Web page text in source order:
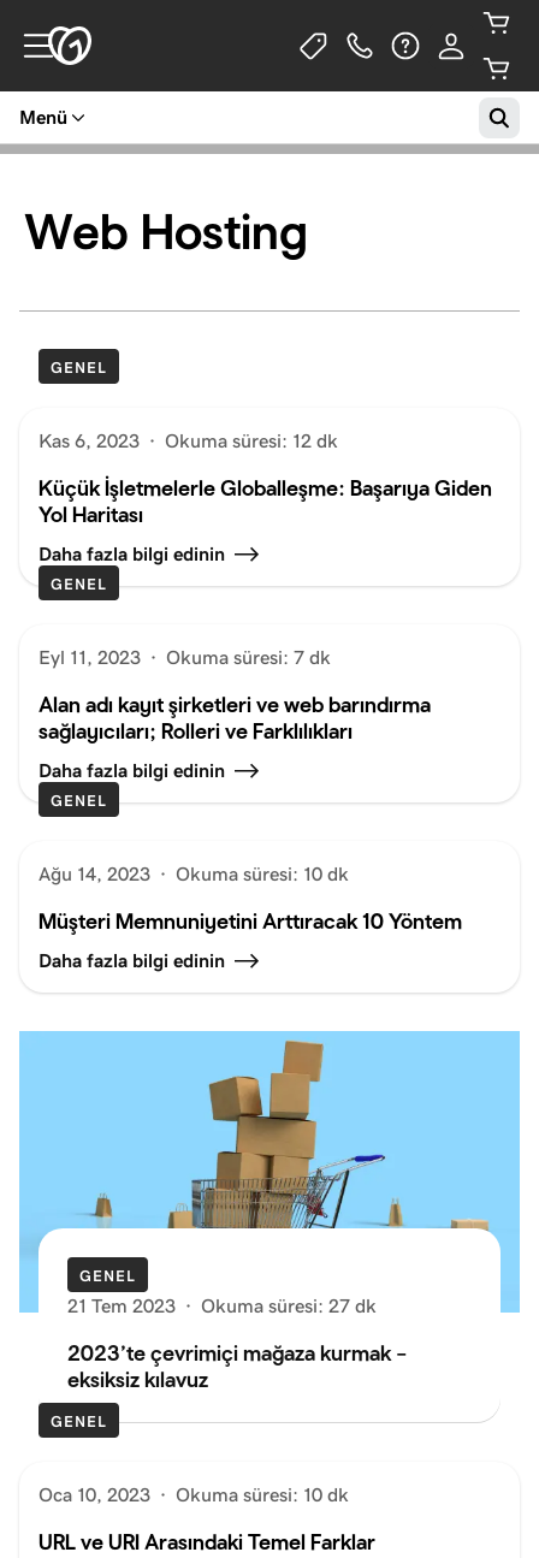
Menü
Web Hosting
GENEL
Kas 6, 2023 · Okuma süresi: 12 dk
Küçük İşletmelerle Globalleşme: Başarıya Giden
Yol Haritası
Daha fazla bilgi edinin
GENEL
Eyl 11, 2023 · Okuma süresi: 7 dk
Alan adı kayıt şirketleri ve web barındırma
sağlayıcıları; Rolleri ve Farklılıkları
Daha fazla bilgi edinin
GENEL
Ağu 14, 2023 · Okuma süresi: 10 dk
Müşteri Memnuniyetini Arttıracak 10 Yöntem
Daha fazla bilgi edinin
GENEL
21 Tem 2023 · Okuma süresi: 27 dk
2023’te çevrimiçi mağaza kurmak –
eksiksiz kılavuz
GENEL
Oca 10, 2023 · Okuma süresi: 10 dk
URL ve URI Arasındaki Temel Farklar